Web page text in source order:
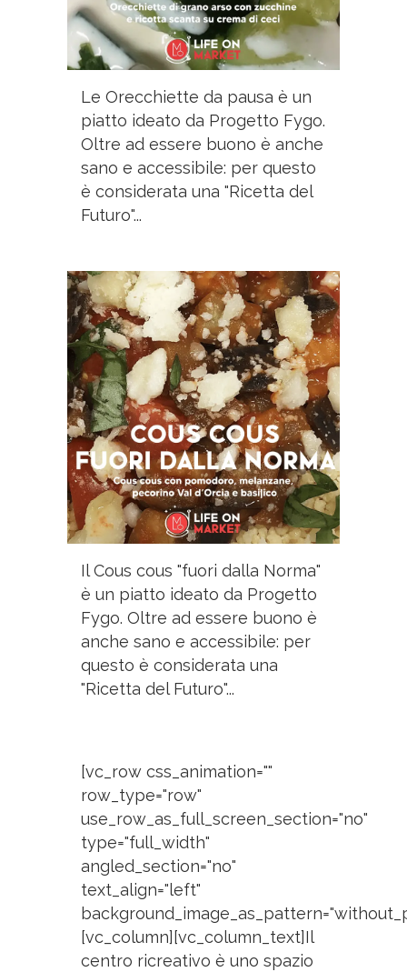
Le Orecchiette da pausa è un
piatto ideato da Progetto Fygo.
Oltre ad essere buono è anche
sano e accessibile: per questo
è considerata una "Ricetta del
Futuro"...
Il Cous cous "fuori dalla Norma"
è un piatto ideato da Progetto
Fygo. Oltre ad essere buono è
anche sano e accessibile: per
questo è considerata una
"Ricetta del Futuro"...
[vc_row css_animation=""
row_type="row"
use_row_as_full_screen_section="no"
type="full_width"
angled_section="no"
text_align="left"
[vc_column][vc_column_text]Il
centro ricreativo è uno spazio